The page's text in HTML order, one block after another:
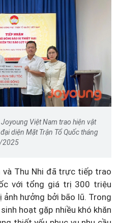
Việt Nam trao hiện vật
diện Mặt Trận Tổ Quốc tháng
2025
và Thu Nhi đã trực tiếp trao
với tổng giá trị 300 triệu
hưởng bởi bão lũ. Trong
hoạt gặp nhiều khó khăn